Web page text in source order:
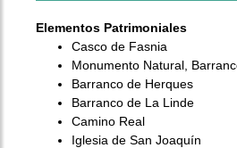
Elementos Patrimoniales
Casco de Fasnia
Monumento Natural,
Barranco de Herques
Barranco de La Linde
Camino Real
Iglesia de San Joaquín